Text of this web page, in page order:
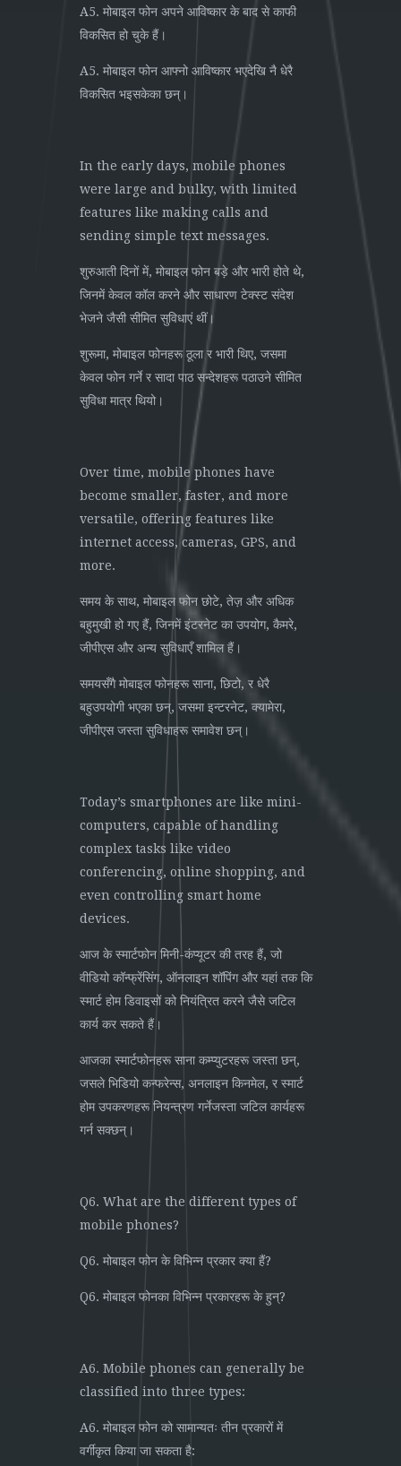
A5. मोबाइल फोन अपने आविष्कार के बाद से काफी
विकसित हो चुके हैं।
A5. मोबाइल फोन आफ्नो आविष्कार भएदेखि नै धेरै
विकसित भइसकेका छन्।
In the early days, mobile phones
were large and bulky, with limited
features like making calls and
sending simple text messages.
शुरुआती दिनों में, मोबाइल फोन बड़े और भारी होते थे,
जिनमें केवल कॉल करने और साधारण टेक्स्ट संदेश
भेजने जैसी सीमित सुविधाएं थीं।
शुरूमा, मोबाइल फोनहरू ठूला र भारी थिए, जसमा
केवल फोन गर्ने र सादा पाठ सन्देशहरू पठाउने सीमित
सुविधा मात्र थियो।
Over time, mobile phones have
become smaller, faster, and more
versatile, offering features like
internet access, cameras, GPS, and
more.
समय के साथ, मोबाइल फोन छोटे, तेज़ और अधिक
बहुमुखी हो गए हैं, जिनमें इंटरनेट का उपयोग, कैमरे,
जीपीएस और अन्य सुविधाएँ शामिल हैं।
समयसँगै मोबाइल फोनहरू साना, छिटो, र धेरै
बहुउपयोगी भएका छन्, जसमा इन्टरनेट, क्यामेरा,
जीपीएस जस्ता सुविधाहरू समावेश छन्।
Today’s smartphones are like mini-
computers, capable of handling
complex tasks like video
conferencing, online shopping, and
even controlling smart home
devices.
आज के स्मार्टफोन मिनी-कंप्यूटर की तरह हैं, जो
वीडियो कॉन्फ्रेंसिंग, ऑनलाइन शॉपिंग और यहां तक कि
स्मार्ट होम डिवाइसों को नियंत्रित करने जैसे जटिल
कार्य कर सकते हैं।
आजका स्मार्टफोनहरू साना कम्प्युटरहरू जस्ता छन्,
जसले भिडियो कन्फरेन्स, अनलाइन किनमेल, र स्मार्ट
होम उपकरणहरू नियन्त्रण गर्नेजस्ता जटिल कार्यहरू
गर्न सक्छन्।
Q6. What are the different types of
mobile phones?
Q6. मोबाइल फोन के विभिन्न प्रकार क्या हैं?
Q6. मोबाइल फोनका विभिन्न प्रकारहरू के हुन्?
A6. Mobile phones can generally be
classified into three types:
A6. मोबाइल फोन को सामान्यतः तीन प्रकारों में
वर्गीकृत किया जा सकता है: